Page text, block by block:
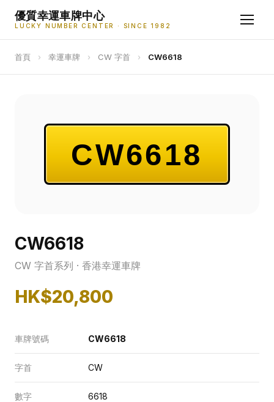
優質幸運車牌中心
LUCKY NUMBER CENTER · SINCE 1982
首頁 › 幸運車牌 › CW 字首 › CW6618
CW6618
CW6618
CW 字首系列 · 香港幸運車牌
HK$20,800
車牌號碼 CW6618
字首 CW
數字 6618